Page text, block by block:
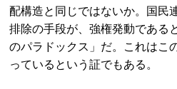
配構造と同じではないか。国民
排除の手段が、強権発動である
のパラドックス」だ。これはこ
っているという証でもある。